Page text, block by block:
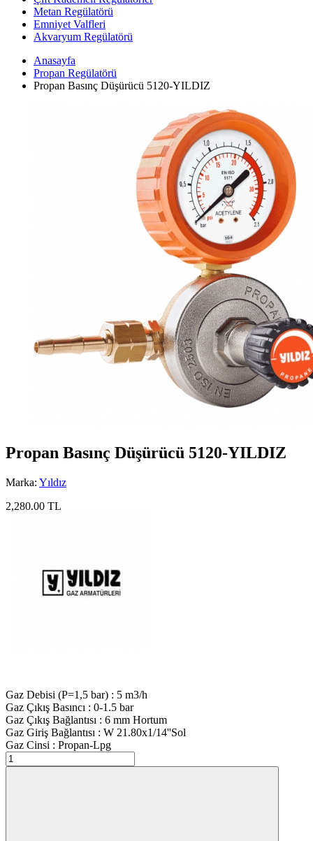
Metan Regülatörü
Emniyet Valfleri
Akvaryum Regülatörü
Anasayfa
Propan Regülatörü
Propan Basınç Düşürücü 5120-YILDIZ
Propan Basınç Düşürücü 5120-YILDIZ
Marka: Yıldız
2,280.00 TL
Gaz Debisi (P=1,5 bar) : 5 m3/h
Gaz Çıkış Basıncı : 0-1.5 bar
Gaz Çıkış Bağlantısı : 6 mm Hortum
Gaz Giriş Bağlantısı : W 21.80x1/14''Sol
Gaz Cinsi : Propan-Lpg